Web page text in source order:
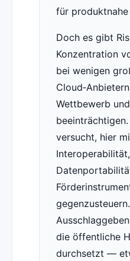
für produktnahe
Doch es gibt
Konzentration
bei wenigen
Wettbewerb
versucht, hier
Interoperabilität,
gegenzusteuern.
die öffentliche
durchsetzt —